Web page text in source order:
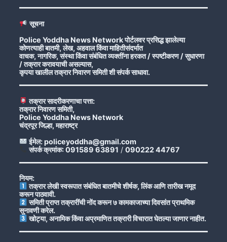
सूचना
Police Yoddha News Network पोर्टलवर प्रसिद्ध झालेल्या
कोणत्याही बातमी, लेख, अहवाल किंवा माहितीसंदर्भात
वाचक, नागरिक, संस्था किंवा संबंधित व्यक्तींना हरकत / स्पष्टीकरण / सुधारणा
/ तक्रार करावयाची असल्यास,
कृपया खालील तक्रार निवारण समिती शी संपर्क साधावा.
तक्रार सादरीकरणाचा पत्ता:
तक्रार निवारण समिती,
Police Yoddha News Network
चंद्रपूर जिल्हा, महाराष्ट्र
ईमेल: policeyoddha@gmail.com
संपर्क क्रमांक: 091589 63891 / 090222 44767
नियम:
तक्रार लेखी स्वरूपात संबंधित बातमीचे शीर्षक, लिंक आणि तारीख नमूद
करून पाठवावी.
समिती प्राप्त तक्रारींची नोंद करून ७ कामकाजाच्या दिवसांत प्राथमिक
सुनावणी करेल.
खोट्या, अनामिक किंवा अप्रमाणित तक्रारी विचारात घेतल्या जाणार नाहीत.